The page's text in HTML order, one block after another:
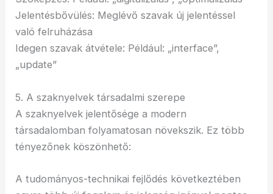
Jelentésbővülés: Meglévő szavak új jelentéssel
való felruházása
Idegen szavak átvétele: Például: „interface”,
„update”
5. A szaknyelvek társadalmi szerepe
A szaknyelvek jelentősége a modern
társadalomban folyamatosan növekszik. Ez több
tényezőnek köszönhető:
A tudományos-technikai fejlődés következtében